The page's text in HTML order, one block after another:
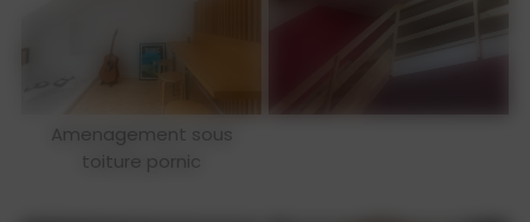
Amenagement sous
toiture pornic